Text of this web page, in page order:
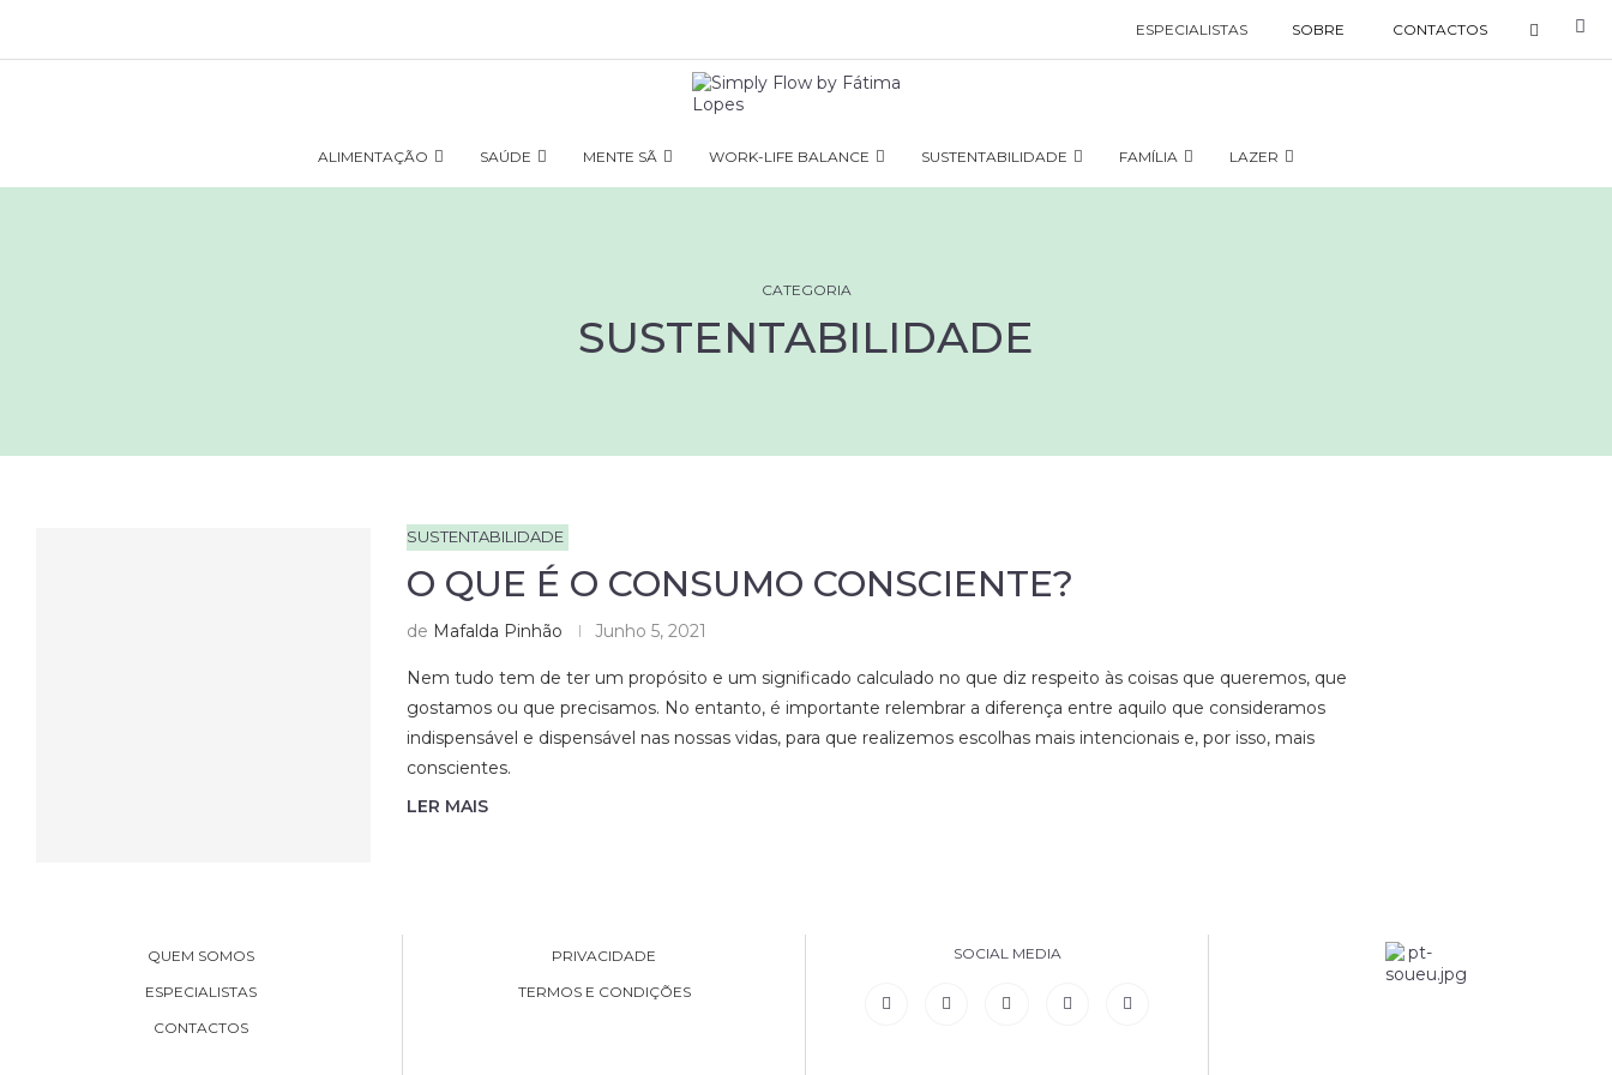
ESPECIALISTAS SOBRE CONTACTOS
ALIMENTAÇÃO SAÚDE MENTE SÃ WORK-LIFE BALANCE SUSTENTABILIDADE FAMÍLIA LAZER
CATEGORIA
SUSTENTABILIDADE
SUSTENTABILIDADE
O QUE É O CONSUMO CONSCIENTE?
de Mafalda Pinhão Junho 5, 2021
Nem tudo tem de ter um propósito e um significado calculado no que diz respeito às coisas que queremos, que
gostamos ou que precisamos. No entanto, é importante relembrar a diferença entre aquilo que consideramos
indispensável e dispensável nas nossas vidas, para que realizemos escolhas mais intencionais e, por isso, mais
conscientes.
LER MAIS
QUEM SOMOS
ESPECIALISTAS
CONTACTOS
PRIVACIDADE
TERMOS E CONDIÇÕES
SOCIAL MEDIA